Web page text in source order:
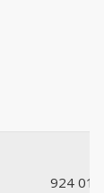
924